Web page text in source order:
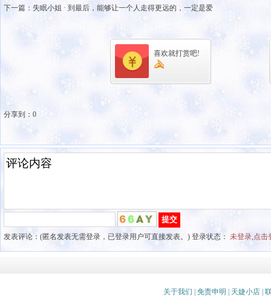
下一篇： 失眠小姐 · 到最后，能够让一个人走得更远的，一定是爱
喜欢就打赏吧!
分享到： 0
发表评论：(匿名发表无需登录，已登录用户可直接发表。) 登录状态： 未登录,点击
关于我们 免责申明 天婕小店